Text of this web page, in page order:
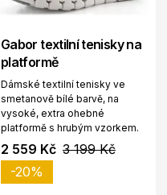
Gabor textilní tenisky na
platformě
Dámské textilní tenisky ve
smetanově bílé barvě, na
vysoké, extra ohebné
platformě s hrubým vzorkem.
2 559 Kč 3 199 Kč
-20%